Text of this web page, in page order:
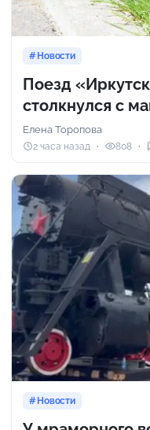
Новости
Поезд
столкнулся с
Елена Торопова
2 часа назад 808
Новости